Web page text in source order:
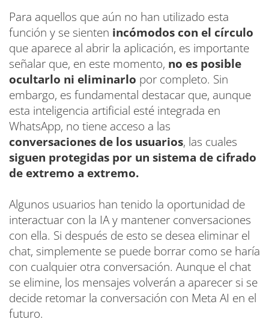
Para aquellos que aún no han utilizado esta
función y se sienten incómodos con el círculo
que aparece al abrir la aplicación, es importante
señalar que, en este momento, no es posible
ocultarlo ni eliminarlo por completo. Sin
embargo, es fundamental destacar que, aunque
esta inteligencia artificial esté integrada en
WhatsApp, no tiene acceso a las
conversaciones de los usuarios, las cuales
siguen protegidas por un sistema de cifrado
de extremo a extremo.
Algunos usuarios han tenido la oportunidad de
interactuar con la IA y mantener conversaciones
con ella. Si después de esto se desea eliminar el
chat, simplemente se puede borrar como se haría
con cualquier otra conversación. Aunque el chat
se elimine, los mensajes volverán a aparecer si se
decide retomar la conversación con Meta AI en el
futuro.